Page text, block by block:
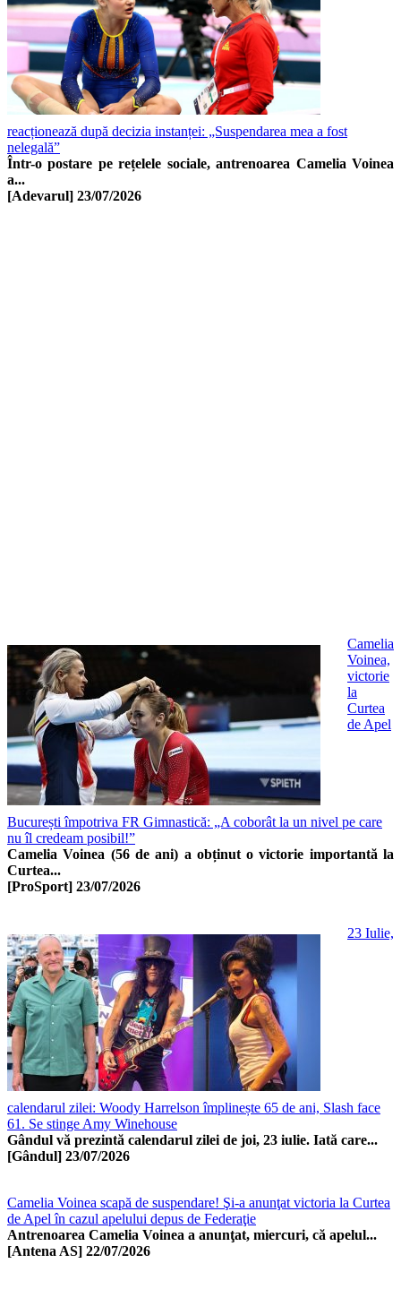
reacționează după decizia instanței: „Suspendarea mea a fost
nelegală”
Într-o postare pe rețelele sociale, antrenoarea Camelia Voinea
a...
[Adevarul] 23/07/2026
Camelia
Voinea,
victorie
la
Curtea
de Apel
București împotriva FR Gimnastică: „A coborât la un nivel pe care
nu îl credeam posibil!”
Camelia Voinea (56 de ani) a obținut o victorie importantă la
Curtea...
[ProSport] 23/07/2026
23 Iulie,
calendarul zilei: Woody Harrelson împlinește 65 de ani, Slash face
61. Se stinge Amy Winehouse
Gândul vă prezintă calendarul zilei de joi, 23 iulie. Iată care...
[Gândul] 23/07/2026
Camelia Voinea scapă de suspendare! Şi-a anunţat victoria la Curtea
de Apel în cazul apelului depus de Federaţie
Antrenoarea Camelia Voinea a anunţat, miercuri, că apelul...
[Antena AS] 22/07/2026